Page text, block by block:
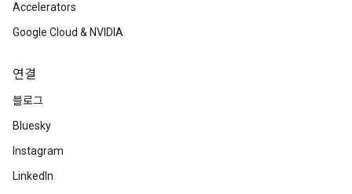
Accelerators
Google Cloud & NVIDIA
연결
블로그
Bluesky
Instagram
LinkedIn